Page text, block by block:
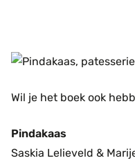
Wil je het boek ook
Pindakaas
Saskia Lelieveld &